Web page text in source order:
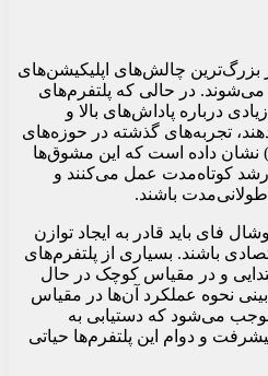
بزرگ‌ترین چالش‌های اپلیکیشن‌های
در حالی که پلتفرم‌های
درباره پاداش‌های بالا و
تجربه‌های گذشته در حوزه‌های
مشابه مانند گیم فای (GameFi) نشان داده است که این مشوق‌ها
رشد کوتاه‌مدت عمل می‌کنند و
طولانی‌مدت باشند.
فای باید قادر به ایجاد توازن
باشند. بسیاری از پلتفرم‌های
و در مقیاس کوچک در حال
نحوه عملکرد آن‌ها در مقیاس
می‌شود که دستیابی به
و دوام این پلتفرم‌ها حیاتی